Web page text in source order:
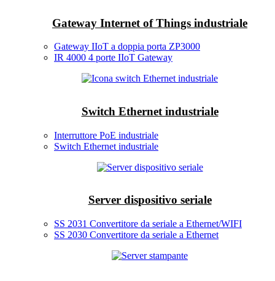
Gateway Internet of Things industriale
Gateway IIoT a doppia porta ZP3000
IR 4000 4 porte IIoT Gateway
Switch Ethernet industriale
Interruttore PoE industriale
Switch Ethernet industriale
Server dispositivo seriale
SS 2031 Convertitore da seriale a Ethernet/WIFI
SS 2030 Convertitore da seriale a Ethernet